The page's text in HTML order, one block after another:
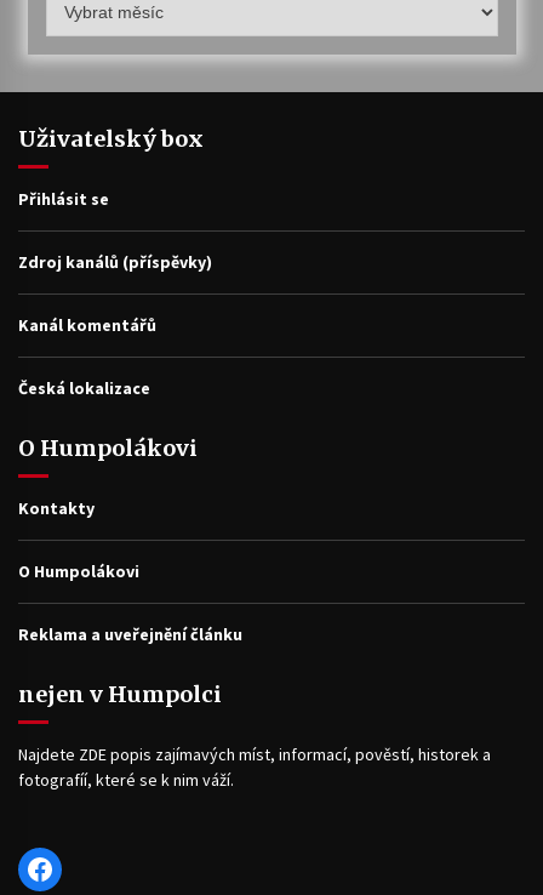
archiv
Uživatelský box
Přihlásit se
Zdroj kanálů (příspěvky)
Kanál komentářů
Česká lokalizace
O Humpolákovi
Kontakty
O Humpolákovi
Reklama a uveřejnění článku
nejen v Humpolci
Najdete ZDE popis zajímavých míst, informací, pověstí, historek a
fotografíí, které se k nim váží.
Facebook